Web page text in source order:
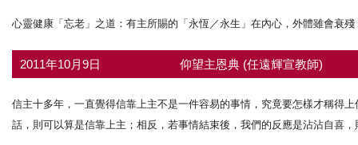
心靈健康「忘老」之道：有主所賜的「永恆／永生」在內心，外體雖會衰
2011年10月9日 仰望主恩典 (任遠輝宣教師)
信主十多年，一直覺得信靠上主不是一件容易的事情，究竟要怎樣才稱得
話，則可以算是信靠上主；相反，若事情結束後，我們的反應是沾沾自喜